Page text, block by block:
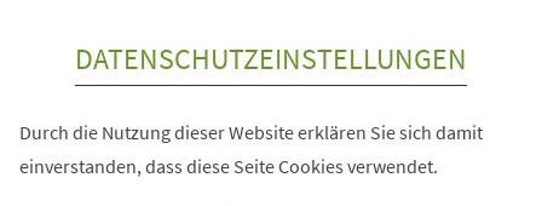
DATENSCHUTZEINSTELLUNGEN
Durch die Nutzung dieser Website erklären Sie sich damit
einverstanden, dass diese Seite Cookies verwendet.